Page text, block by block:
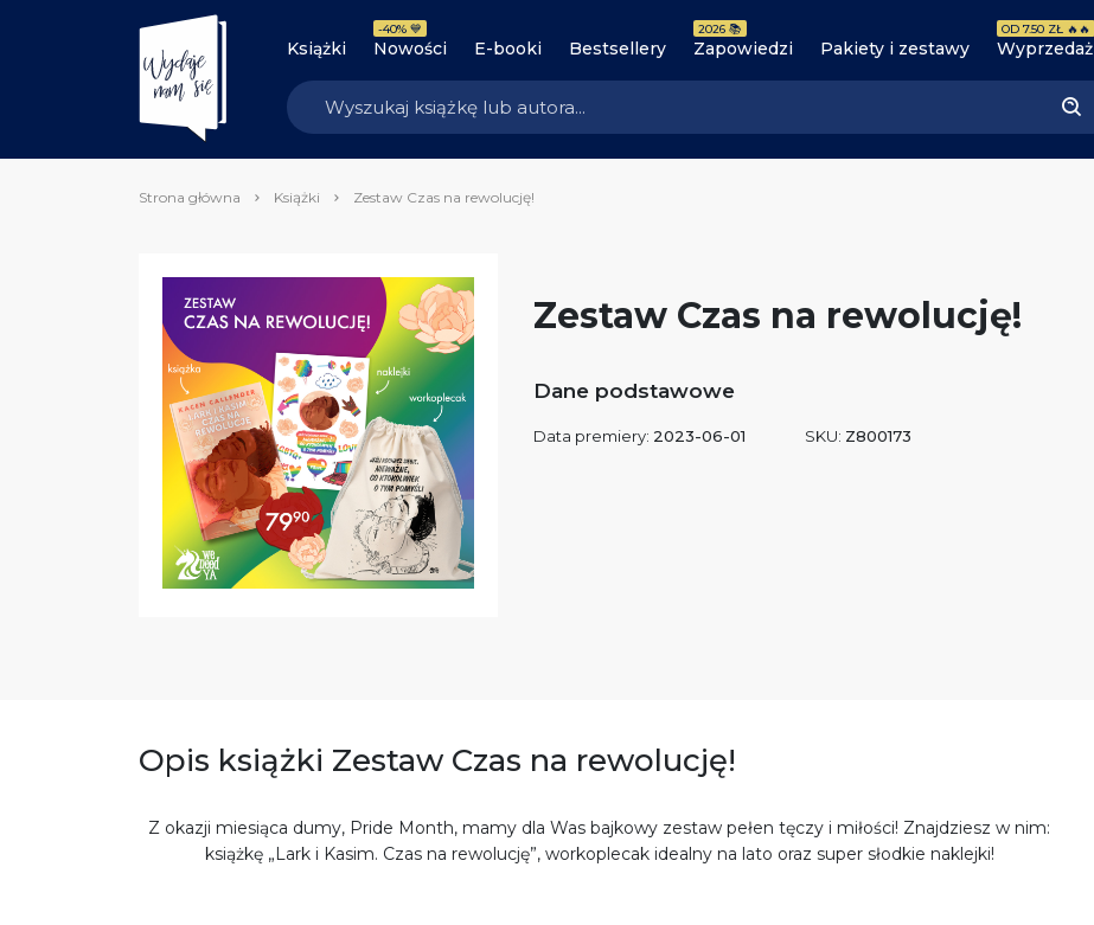
Książki Nowości
-40% 💙
E-booki Bestsellery Zapowiedzi
2026 📚
Pakiety i zestawy Wyprzedaż
OD 7.50 ZŁ 🔥🔥
Strona główna Książki Zestaw Czas na rewolucję!
Zestaw Czas na rewolucję!
Dane podstawowe
Data premiery: 2023-06-01 SKU: Z800173
Opis książki Zestaw Czas na rewolucję!
Z okazji miesiąca dumy, Pride Month, mamy dla Was bajkowy zestaw pełen tęczy i miłości! Znajdziesz w nim:
książkę „Lark i Kasim. Czas na rewolucję”, workoplecak idealny na lato oraz super słodkie naklejki!